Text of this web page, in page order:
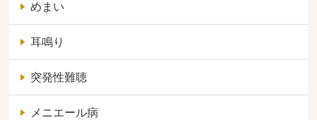
めまい
耳鳴り
突発性難聴
メニエール病